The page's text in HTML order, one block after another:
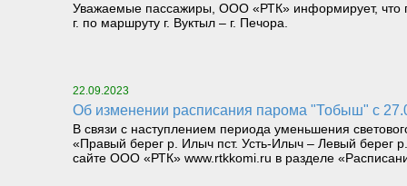
Уважаемые пассажиры, ООО «РТК» информирует, что
г. по маршруту г. Вуктыл – г. Печора.
22.09.2023
Об изменении расписания парома "Тобыш" с
В связи с наступлением периода уменьшения
«Правый берег р. Илыч пст. Усть-Илыч – Левый берег
сайте ООО «РТК» www.rtkkomi.ru в разделе